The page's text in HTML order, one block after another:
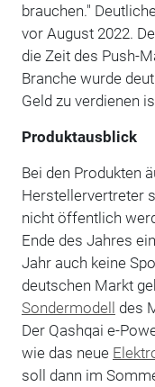
brauchen."
vor August 2022.
die Zeit des Push-
Branche wurde
Geld zu verdienen
Produktausblick
Bei den Produkten
Herstellervertreter
nicht öffentlich
Ende des Jahres
Jahr auch keine
deutschen Markt
Sondermodell des
Der Qashqai e-
wie das neue
soll dann im